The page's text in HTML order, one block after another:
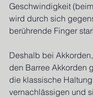
Geschwindigkeit
wird durch sich
berührende Finger
Deshalb bei
den Barree Akkorden
die klassische Haltung
vernachlässigen und